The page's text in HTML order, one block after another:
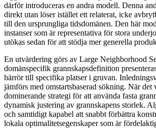
därför introduceras en andra modell. Denna
direkt utan löser istället ett relaterat, icke
till den ursprungliga tidsdomänen. Den här
instanser som är representativa för stora
utökas sedan för att stödja mer generella
En utvärdering görs av Large Neighborhood
domänspecifik grannskapsdefinition
härrör till specifika platser i gruvan.
jämförs med omstartsbaserad sökning. När
dominerande strategi för att använda fasta
dynamisk justering av grannskapens storlek.
och samtidigt kapabel att snabbt förbättra
lokala optimalitetsegenskaper som är